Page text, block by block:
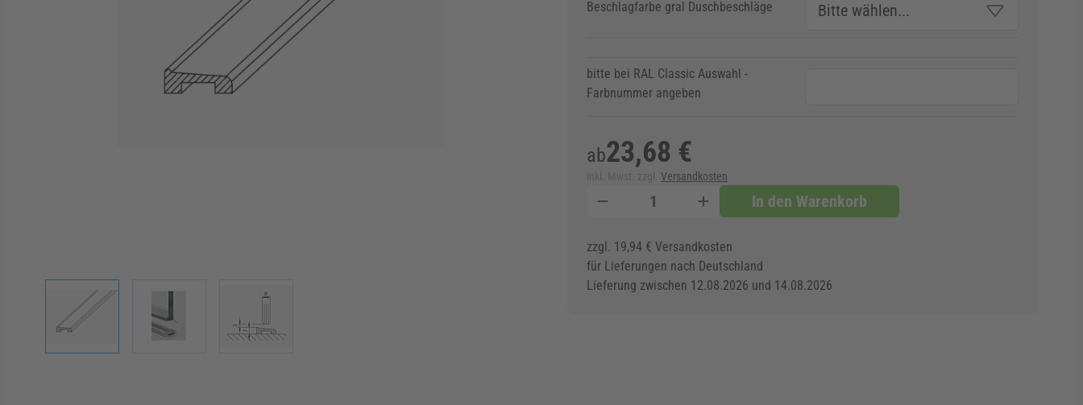
View larger imageView larger image View larger image
Beschlagfarbe gral Duschbeschläge
bitte bei RAL Classic Auswahl -
Farbnummer angeben
ab23,68 €
Versandkosten
In den Warenkorb
zzgl. 19,94 € Versandkosten
für Lieferungen nach Deutschland
Lieferung zwischen 12.08.2026 und 14.08.2026